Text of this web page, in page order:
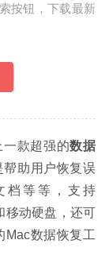
按钮，下载最新
一款超强的数据
帮助用户恢复误
档等等，支持
移动硬盘，还可
Mac数据恢复工